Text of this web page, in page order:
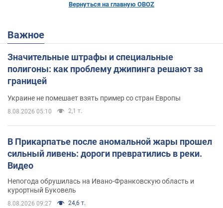
Вернуться на главную OBOZ
Важное
Значительные штрафы и специальные
полигоны: как проблему джипинга решают за
границей
Украине не помешает взять пример со стран Европы
8.08.2026 05:10 2,1 т.
В Прикарпатье после аномальной жары прошел
сильный ливень: дороги превратились в реки.
Видео
Непогода обрушилась на Ивано-Франковскую область и
курортный Буковель
8.08.2026 09:27 24,6 т.